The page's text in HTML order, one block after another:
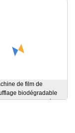
de film de
biodégradable
LDPE HDPE PLA à